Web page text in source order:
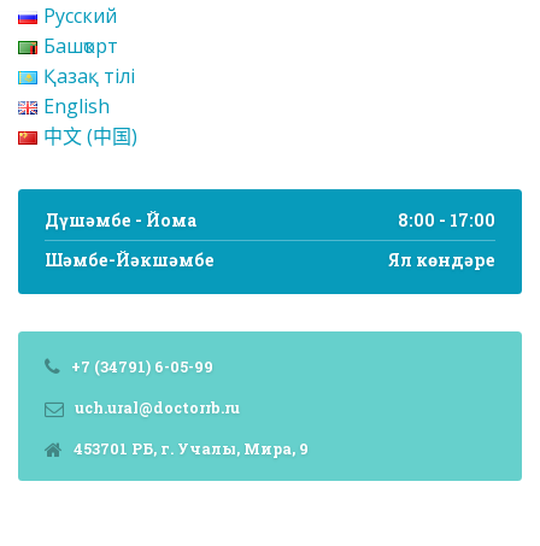
Русский
Башҡорт
Қазақ тілі
English
中文 (中国)
Дүшәмбе - Йома
8:00 - 17:00
Шәмбе-Йәкшәмбе
Ял көндәре
+7 (34791) 6-05-99
uch.ural@doctorrb.ru
453701 РБ, г. Учалы, Мира, 9